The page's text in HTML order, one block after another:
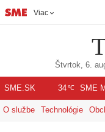
Viac
Štvrtok, 6.
SME.SK 34℃ SME
O službe Technológie